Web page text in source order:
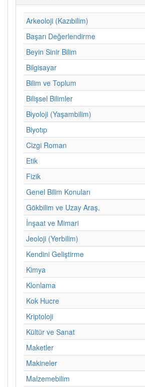
Arkeoloji (Kazıbilim)
Başarı Değerlendirme
Beyin Sinir Bilim
Bilgisayar
Bilim ve Toplum
Bilişsel Bilimler
Biyoloji (Yaşambilim)
Biyotıp
Cizgi Roman
Etik
Fizik
Genel Bilim Konuları
Gökbilim ve Uzay Araş.
İnşaat ve Mimari
Jeoloji (Yerbilim)
Kendini Geliştirme
Kimya
Klonlama
Kok Hucre
Kriptoloji
Kültür ve Sanat
Maketler
Makineler
Malzemebilim